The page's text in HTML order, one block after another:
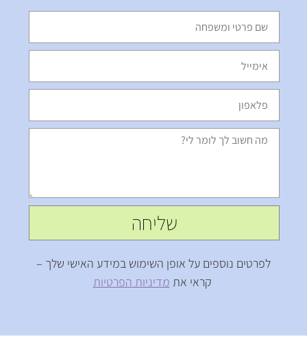
שליחה
לפרטים נוספים על אופן השימוש במידע האישי שלך –
קראי את מדיניות הפרטיות